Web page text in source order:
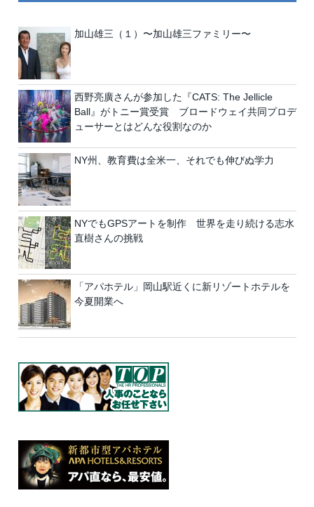
加山雄三（１）〜加山雄三ファミリー〜
西野亮廣さんが参加した『CATS: The Jellicle
Ball』がトニー賞受賞 ブロードウェイ共同プロデ
ューサーとはどんな役割なのか
NY州、教育費は全米一、それでも伸びぬ学力
NYでもGPSアートを制作 世界を走り続ける志水
直樹さんの挑戦
「アパホテル」岡山駅近くに新リゾートホテルを
今夏開業へ